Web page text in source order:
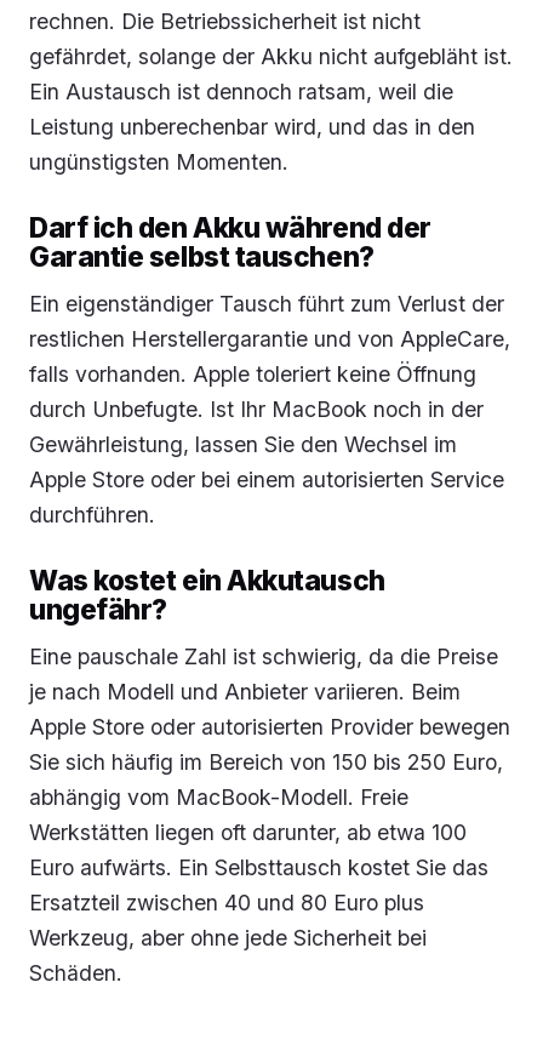
rechnen. Die Betriebssicherheit ist nicht
gefährdet, solange der Akku nicht aufgebläht ist.
Ein Austausch ist dennoch ratsam, weil die
Leistung unberechenbar wird, und das in den
ungünstigsten Momenten.
Darf ich den Akku während der
Garantie selbst tauschen?
Ein eigenständiger Tausch führt zum Verlust der
restlichen Herstellergarantie und von AppleCare,
falls vorhanden. Apple toleriert keine Öffnung
durch Unbefugte. Ist Ihr MacBook noch in der
Gewährleistung, lassen Sie den Wechsel im
Apple Store oder bei einem autorisierten Service
durchführen.
Was kostet ein Akkutausch
ungefähr?
Eine pauschale Zahl ist schwierig, da die Preise
je nach Modell und Anbieter variieren. Beim
Apple Store oder autorisierten Provider bewegen
Sie sich häufig im Bereich von 150 bis 250 Euro,
abhängig vom MacBook-Modell. Freie
Werkstätten liegen oft darunter, ab etwa 100
Euro aufwärts. Ein Selbsttausch kostet Sie das
Ersatzteil zwischen 40 und 80 Euro plus
Werkzeug, aber ohne jede Sicherheit bei
Schäden.